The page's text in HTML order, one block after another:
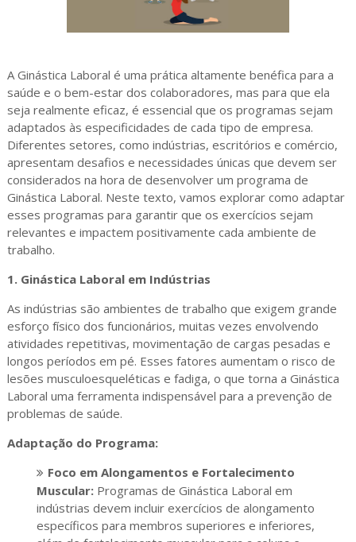
A Ginástica Laboral é uma prática altamente benéfica para a
saúde e o bem-estar dos colaboradores, mas para que ela
seja realmente eficaz, é essencial que os programas sejam
adaptados às especificidades de cada tipo de empresa.
Diferentes setores, como indústrias, escritórios e comércio,
apresentam desafios e necessidades únicas que devem ser
considerados na hora de desenvolver um programa de
Ginástica Laboral. Neste texto, vamos explorar como adaptar
esses programas para garantir que os exercícios sejam
relevantes e impactem positivamente cada ambiente de
trabalho.
1. Ginástica Laboral em Indústrias
As indústrias são ambientes de trabalho que exigem grande
esforço físico dos funcionários, muitas vezes envolvendo
atividades repetitivas, movimentação de cargas pesadas e
longos períodos em pé. Esses fatores aumentam o risco de
lesões musculoesqueléticas e fadiga, o que torna a Ginástica
Laboral uma ferramenta indispensável para a prevenção de
problemas de saúde.
Adaptação do Programa:
Foco em Alongamentos e Fortalecimento
Muscular: Programas de Ginástica Laboral em
indústrias devem incluir exercícios de alongamento
específicos para membros superiores e inferiores,